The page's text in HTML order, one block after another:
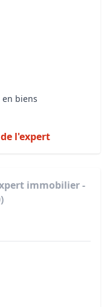
biens
l'expert
immobilier -